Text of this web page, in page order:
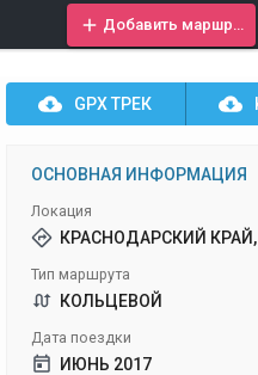
GPXТРЕК
ОСНОВНАЯ ИНФОРМАЦИЯ
Локация
КРАСНОДАРСКИЙ
Тип маршрута
КОЛЬЦЕВОЙ
Дата поездки
ИЮНЬ 2017